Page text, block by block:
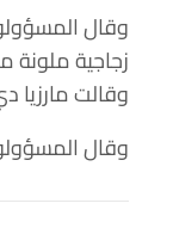
وقال
زجاجية ملونة
وقالت مارزيا
وقال